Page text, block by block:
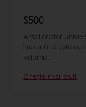
S500
Ameliorator
îmbunătățește
volumul.
Citește mai mult